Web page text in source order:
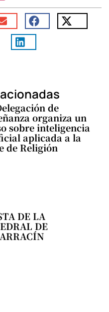
de
organiza un
sobre inteligencia
aplicada a la
de Religión
DE LA
DE